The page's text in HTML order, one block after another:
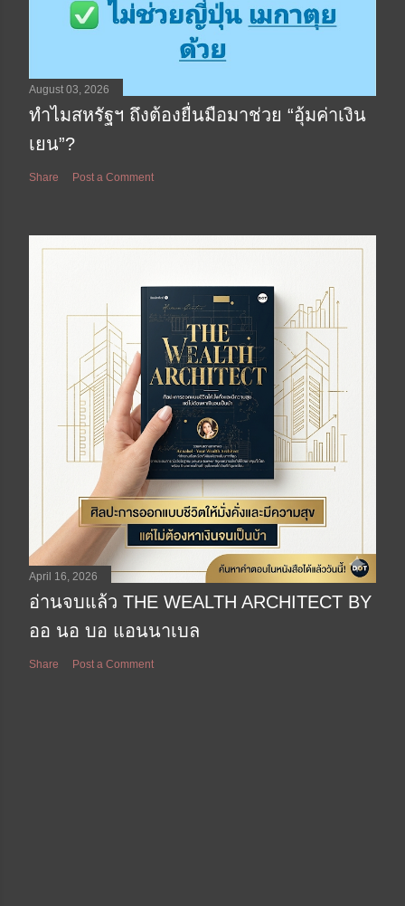
August 03, 2026
ทำไมสหรัฐฯ ถึงต้องยื่นมือมาช่วย “อุ้มค่าเงิน
เยน”?
Share Post a Comment
April 16, 2026
อ่านจบแล้ว THE WEALTH ARCHITECT BY
ออ นอ บอ แอนนาเบล
Share Post a Comment